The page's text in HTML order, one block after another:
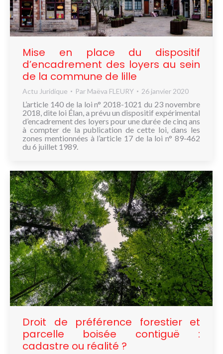
NOUS
CONNAÎTRE
CONTACT
Mise en place du dispositif
d’encadrement des loyers au sein
de la commune de lille
Actu Juridique Par Maëva FLEURY 26 janvier 2020
L’article 140 de la loi n° 2018-1021 du 23 novembre
2018, dite loi Élan, a prévu un dispositif expérimental
d’encadrement des loyers pour une durée de cinq ans
à compter de la publication de cette loi, dans les
zones mentionnées à l’article 17 de la loi n° 89-462
du 6 juillet 1989.
Droit de préférence forestier et
parcelle boisée contiguë :
cadastre ou réalité ?